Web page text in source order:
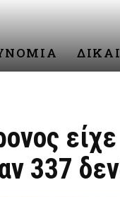
337